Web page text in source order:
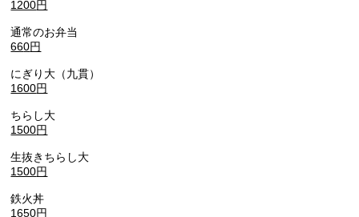
1200円
通常のお弁当
660円
にぎり大（九貫）
1600円
ちらし大
1500円
生抜きちらし大
1500円
鉄火丼
1650円